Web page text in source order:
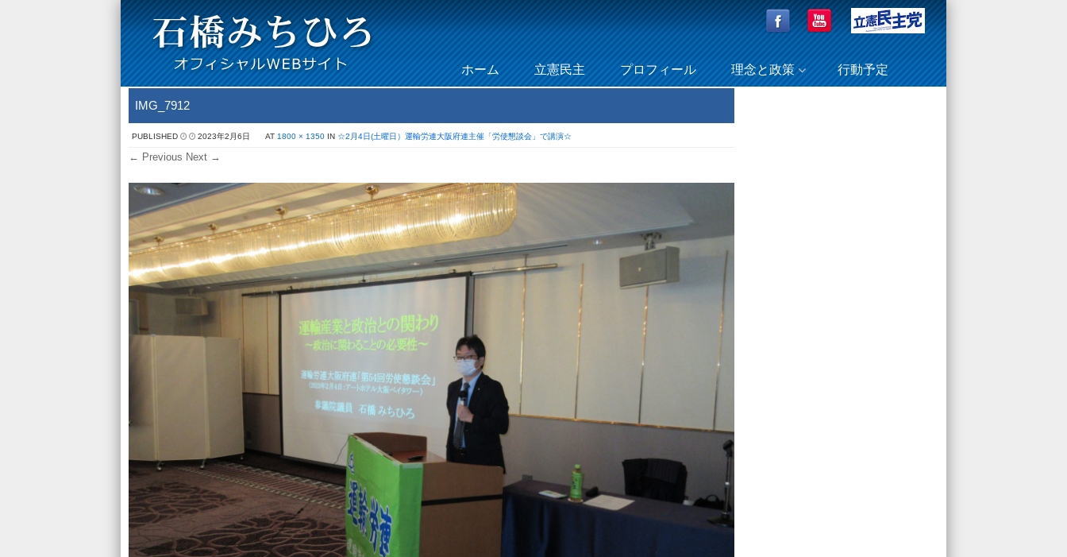
Menu
Skip to content
ホーム 立憲民主 プロフィール 理念と政策 行動予定
IMG_7912
PUBLISHED 2023年2月6日 AT 1800 × 1350 IN ☆2月4日(土曜日）運輸労連大阪府連主催「労使懇談会」で講演☆
← Previous Next →